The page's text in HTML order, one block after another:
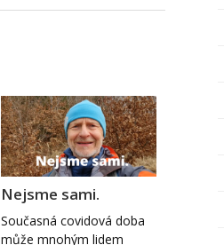
Nejsme sami.
Současná covidová doba
může mnohým lidem